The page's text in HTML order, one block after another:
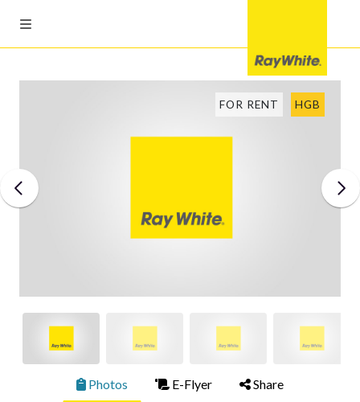
FOR RENT HGB
Photos E-Flyer Share